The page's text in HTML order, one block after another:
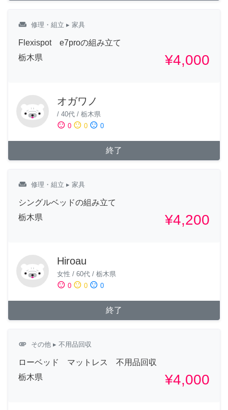
weekend 修理・組立 ▸ 家具
Flexispot e7proの組み立て
栃木県
¥4,000
オガワノ
/ 40代 / 栃木県
sentiment_satisfied 0 sentiment_neutral 0 sentiment_dissatisfied 0
終了
weekend 修理・組立 ▸ 家具
シングルベッドの組み立て
栃木県
¥4,200
Hiroau
女性 / 60代 / 栃木県
sentiment_satisfied 0 sentiment_neutral 0 sentiment_dissatisfied 0
終了
attachment その他 ▸ 不用品回収
ローベッド マットレス 不用品回収
栃木県
¥4,000